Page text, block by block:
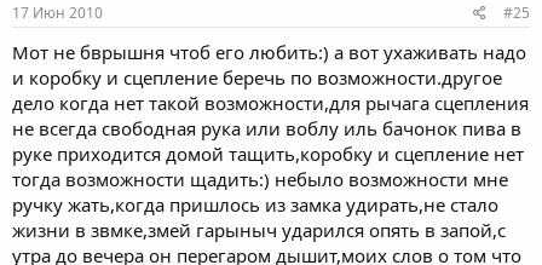
17 Июн 2010 #25
Мот не бврышня чтоб его любить:) а вот ухаживать надо
и коробку и сцепление беречь по возможности.другое
дело когда нет такой возможности,для рычага сцепления
не всегда свободная рука или воблу иль бачонок пива в
руке приходится домой тащить,коробку и сцепление нет
тогда возможности щадить:) небыло возможности мне
ручку жать,когда пришлось из замка удирать,не стало
жизни в звмке,змей гарыныч ударился опять в запой,с
утра до вечера он перегаром дышит,моих слов о том что